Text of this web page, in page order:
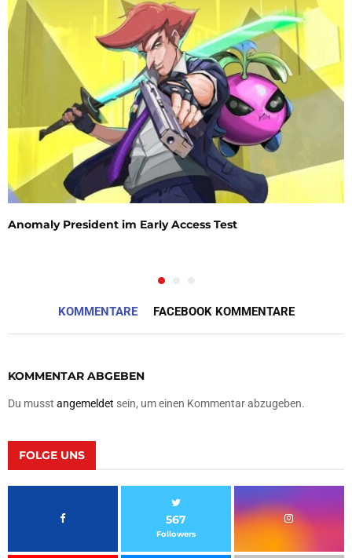
Anomaly President im Early Access Test
KOMMENTARE FACEBOOK KOMMENTARE
KOMMENTAR ABGEBEN
Du musst angemeldet sein, um einen Kommentar abzugeben.
FOLGE UNS
567
Followers